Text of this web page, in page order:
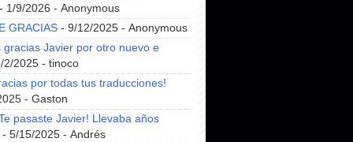
1/9/2026 - Anonymous
GRACIAS - 9/12/2025 - Anonymous
gracias Javier por otro nuevo e
2025 - tinoco
por todas tus traducciones!
- Gaston
pasaste Javier! Llevaba años
- 5/15/2025 - Andrés